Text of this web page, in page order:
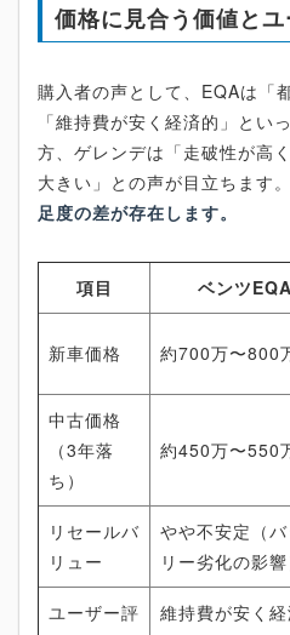
価格に見合う価値と
購入者の声として、EQAは「
「維持費が安く経済的」とい
方、ゲレンデは「走破性が高
大きい」との声が目立ちます。
足度の差が存在します。
項目 ベンツEQA
新車価格 約700万〜800
中古価格
（3年落
ち）
約450万〜550
リセールバ
リュー
やや不安定（
リー劣化の影響
ユーザー評
維持費が安く